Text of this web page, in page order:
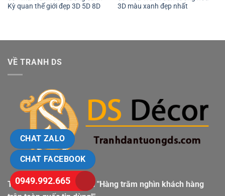
Kỳ quan thế giới đẹp 3D 5D 8D
3D màu xanh đẹp nhất
VỀ TRANH DS
Tranh Dán Tường DS với "Hàng trăm nghìn khách hàng
CHAT ZALO
CHAT FACEBOOK
0949.992.665